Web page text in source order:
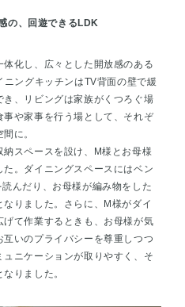
の、回遊できるLDK
化し、広々とした開放感のある
ングキッチンはTV背面の壁で緩
、リビングは家族がくつろぐ場
や家事を行う場として、それぞ
に。
納スペースを設け、М様とお母様
。ダイニングスペースにはベン
んだり、お母様が編み物をした
なりました。さらに、М様がダイ
て作業するときも、お母様が気
いのプライバシーを尊重しつつ
ニケーションが取りやすく、そ
りました。